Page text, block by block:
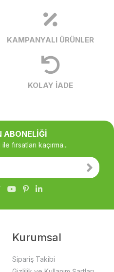
KAMPANYALI ÜRÜNLER
KOLAY İADE
ABONELİĞİ
fırsatları kaçırma...
Kurumsal
Sipariş Takibi